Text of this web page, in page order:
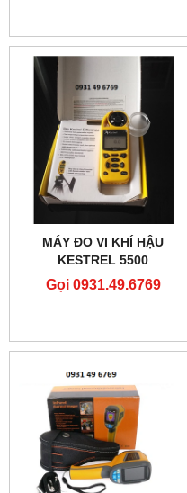
MÁY ĐO VI KHÍ HẬU
KESTREL 5500
Gọi 0931.49.6769